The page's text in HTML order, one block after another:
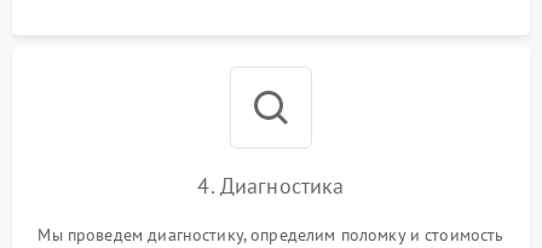
4. Диагностика
Мы проведем диагностику, определим поломку и стоимость